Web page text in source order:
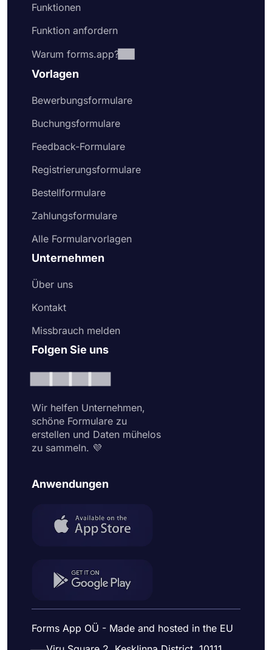
Funktionen
Funktion anfordern
Warum forms.app?
Vorlagen
Bewerbungsformulare
Buchungsformulare
Feedback-Formulare
Registrierungsformulare
Bestellformulare
Zahlungsformulare
Alle Formularvorlagen
Unternehmen
Über uns
Kontakt
Missbrauch melden
Folgen Sie uns
Wir helfen Unternehmen,
schöne Formulare zu
erstellen und Daten mühelos
zu sammeln. 💜
Anwendungen
Forms App OÜ - Made and hosted in the EU